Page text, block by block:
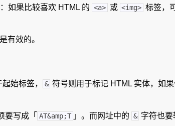
如果比较喜欢 HTML 的 <a> 或 <img> 标签，
有效的。
始标签， & 符号则用于标记 HTML 实体，如
要写成「 AT&amp;T 」。而网址中的 & 字符也